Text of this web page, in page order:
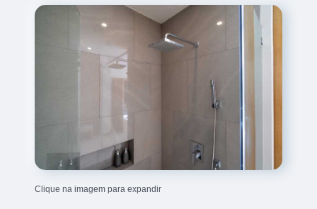
Clique na imagem para expandir